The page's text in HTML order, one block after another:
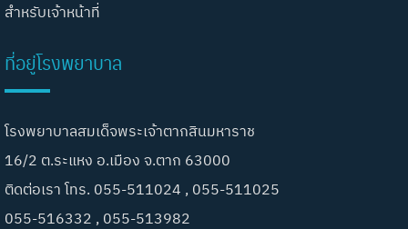
สำหรับเจ้าหน้าที่
ที่อยู่โรงพยาบาล
โรงพยาบาลสมเด็จพระเจ้าตากสินมหาราช
16/2 ต.ระแหง อ.เมือง จ.ตาก 63000
ติดต่อเรา โทร. 055-511024 , 055-511025
055-516332 , 055-513982